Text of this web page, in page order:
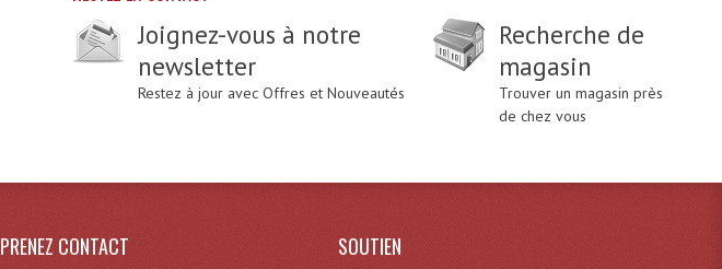
Joignez-vous à notre
newsletter
Restez à jour avec Offres et Nouveautés
Recherche de
magasin
Trouver un magasin près
de chez vous
PRENEZ CONTACT SOUTIEN